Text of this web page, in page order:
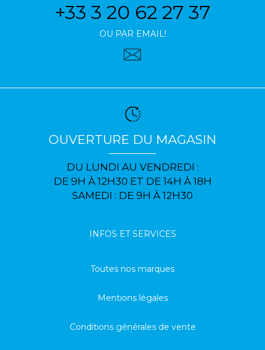
+33 3 20 62 27 37
OU PAR EMAIL!
OUVERTURE DU MAGASIN
DU LUNDI AU VENDREDI :
DE 9H À 12H30 ET DE 14H À 18H
SAMEDI : DE 9H À 12H30
INFOS ET SERVICES
Toutes nos marques
Mentions légales
Conditions générales de vente